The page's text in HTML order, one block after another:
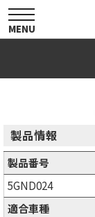
toggle
navigation
MENU
製品情報
製品番号
5GND024
適合車種